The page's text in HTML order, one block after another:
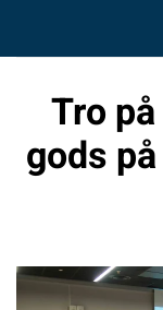
Tro
gods